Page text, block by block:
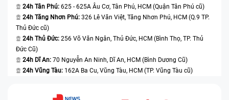
24h Tân Phú: 625 - 625A Âu Cơ, Tân Phú, HCM (Quận Tân Phú cũ)
24h Tăng Nhơn Phú: 326 Lê Văn Việt, Tăng Nhơn Phú, HCM (Q.9 TP.
Thủ Đức cũ)
24h Thủ Đức: 256 Võ Văn Ngân, Thủ Đức, HCM (Bình Thọ, TP. Thủ
Đức Cũ)
24h Dĩ An: 70 Nguyễn An Ninh, Dĩ An, HCM (Bình Dương Cũ)
24h Vũng Tàu: 162A Ba Cu, Vũng Tàu, HCM (TP. Vũng Tàu cũ)